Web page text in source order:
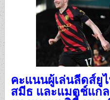
คะแนนผู้เล่นลีดส์ยู
สมีธ และแมตช์แก